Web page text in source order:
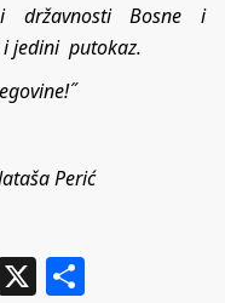
državnosti Bosne i
jedini putokaz.
Perić
X